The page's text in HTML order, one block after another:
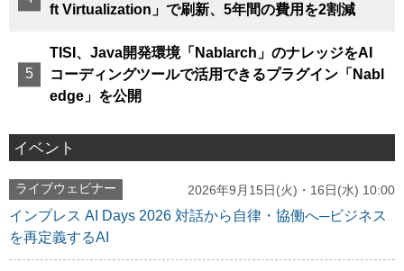
ft Virtualization」で刷新、5年間の費用を2割減
TISI、Java開発環境「Nablarch」のナレッジをAI
コーディングツールで活用できるプラグイン「Nabl
edge」を公開
イベント
ライブウェビナー 2026年9月15日(火)・16日(水) 10:00
インプレス AI Days 2026 対話から自律・協働へ─ビジネス
を再定義するAI